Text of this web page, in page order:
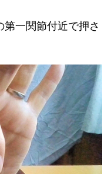
一関節付近で押さ